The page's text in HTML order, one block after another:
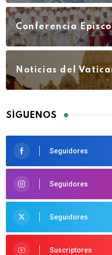
Conferencia
Noticias del
SÍGUENOS
Seguidores
Seguidores
Seguidores
Suscriptores